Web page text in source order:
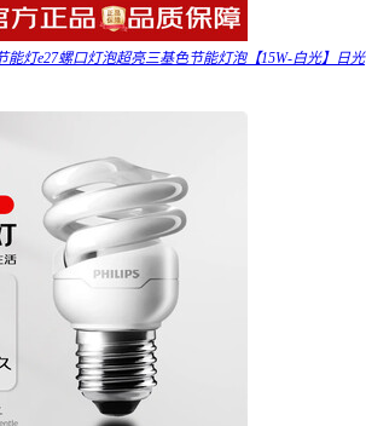
能灯e27螺口灯泡超亮三基色节能灯泡【15W-白光】日光